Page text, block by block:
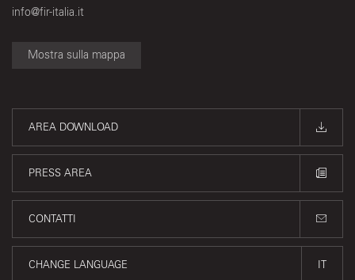
info@fir-italia.it
Mostra sulla mappa
AREA DOWNLOAD
PRESS AREA
CONTATTI
CHANGE LANGUAGE IT